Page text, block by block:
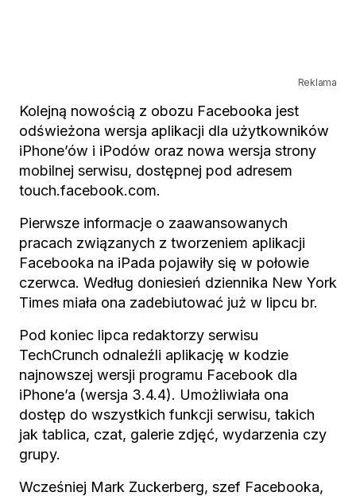
Reklama
Kolejną nowością z obozu Facebooka jest
odświeżona wersja aplikacji dla użytkowników
iPhone’ów i iPodów oraz nowa wersja strony
mobilnej serwisu, dostępnej pod adresem
touch.facebook.com.
Pierwsze informacje o zaawansowanych
pracach związanych z tworzeniem aplikacji
Facebooka na iPada pojawiły się w połowie
czerwca. Według doniesień dziennika New York
Times miała ona zadebiutować już w lipcu br.
Pod koniec lipca redaktorzy serwisu
TechCrunch odnaleźli aplikację w kodzie
najnowszej wersji programu Facebook dla
iPhone’a (wersja 3.4.4). Umożliwiała ona
dostęp do wszystkich funkcji serwisu, takich
jak tablica, czat, galerie zdjęć, wydarzenia czy
grupy.
Wcześniej Mark Zuckerberg, szef Facebooka,